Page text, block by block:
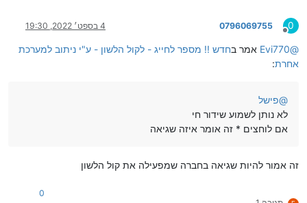
0
מנותק
0796069755 4 בספט׳ 2022, 19:30
@
Evi770 אמר בחדש !! מספר לחייג - לקול הלשון - ע"י ניתוב למערכת
אחרת:
@פישל
לא נותן לשמוע שידור חי
אם לוחצים * זה אומר איזה שגיאה
זה אמור להיות שגיאה בחברה שמפעילה את קול הלשון
0